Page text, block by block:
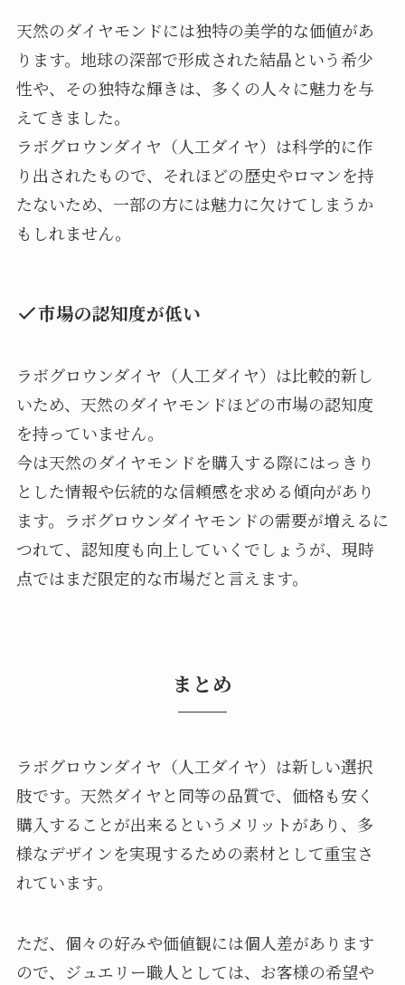
天然のダイヤモンドには独特の美学的な価値があ
ります。地球の深部で形成された結晶という希少
性や、その独特な輝きは、多くの人々に魅力を与
えてきました。
ラボグロウンダイヤ（人工ダイヤ）は科学的に作
り出されたもので、それほどの歴史やロマンを持
たないため、一部の方には魅力に欠けてしまうか
もしれません。
市場の認知度が低い
ラボグロウンダイヤ（人工ダイヤ）は比較的新し
いため、天然のダイヤモンドほどの市場の認知度
を持っていません。
今は天然のダイヤモンドを購入する際にはっきり
とした情報や伝統的な信頼感を求める傾向があり
ます。ラボグロウンダイヤモンドの需要が増えるに
つれて、認知度も向上していくでしょうが、現時
点ではまだ限定的な市場だと言えます。
まとめ
ラボグロウンダイヤ（人工ダイヤ）は新しい選択
肢です。天然ダイヤと同等の品質で、価格も安く
購入することが出来るというメリットがあり、多
様なデザインを実現するための素材として重宝さ
れています。
ただ、個々の好みや価値観には個人差があります
ので、ジュエリー職人としては、お客様の希望や